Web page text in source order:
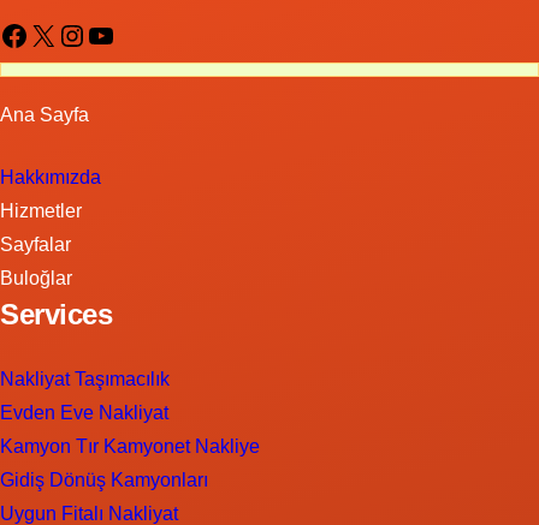
Facebook X Instagram YouTube
Ana Sayfa
Hakkımızda
Hizmetler
Sayfalar
Buloğlar
Services
Nakliyat Taşımacılık
Evden Eve Nakliyat
Kamyon Tır Kamyonet Nakliye
Gidiş Dönüş Kamyonları
Uygun Fitalı Nakliyat